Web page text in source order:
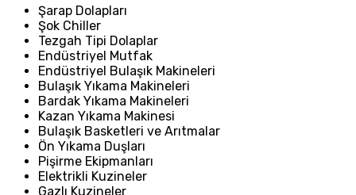
Şarap Dolapları
Şok Chiller
Tezgah Tipi Dolaplar
Endüstriyel Mutfak
Endüstriyel Bulaşık Makineleri
Bulaşık Yıkama Makineleri
Bardak Yıkama Makineleri
Kazan Yıkama Makinesi
Bulaşık Basketleri ve Arıtmalar
Ön Yıkama Duşları
Pişirme Ekipmanları
Elektrikli Kuzineler
Gazlı Kuzineler